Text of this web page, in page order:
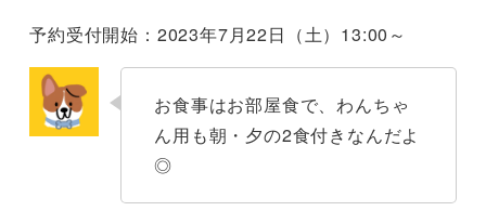
予約受付開始：2023年7月22日（土）13:00～
お食事はお部屋食で、わんちゃ
ん用も朝・夕の2食付きなんだよ
◎